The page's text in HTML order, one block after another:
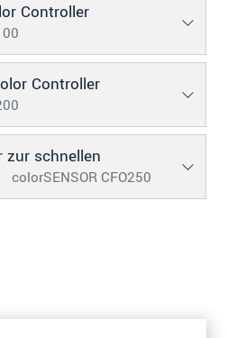
Controller
Controller
zur schnellen
colorSENSOR CFO250